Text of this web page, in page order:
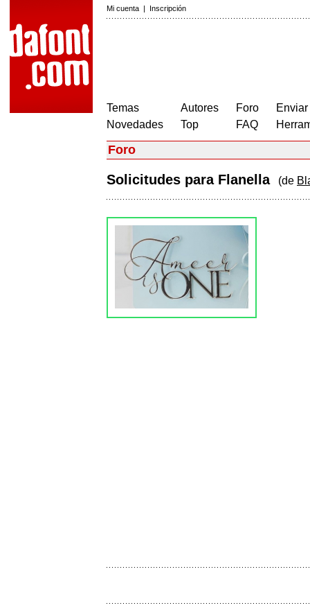
Mi cuenta | Inscripción
Temas
Novedades
Autores
Top
Foro
FAQ
Foro
Solicitudes para Flanella (de